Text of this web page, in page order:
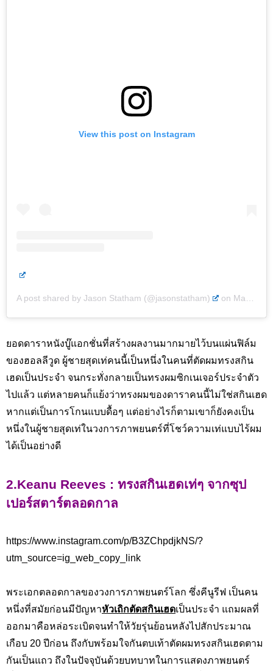
View this post on Instagram
A post shared by Jason Statham (@jasonstatham) on May 27, 2019 at 8:46pm PDT
ยอดดาราหนังบู๊แอกชั่นที่สร้างผลงานมากมายไว้บนแผ่นฟิล์ม
ของฮอลลีวูด ผู้ชายสุดเท่คนนี้เป็นหนึ่งในคนที่ตัดผมทรงสกิน
เฮดเป็นประจำ จนกระทั่งกลายเป็นทรงผมซิกเนเจอร์ประจำตัว
ไปแล้ว แต่หลายคนก็แย้งว่าทรงผมของดาราคนนี้ไม่ใช่สกินเฮด
หากแต่เป็นการโกนแบบดื้อๆ แต่อย่างไรก็ตามเขาก็ยังคงเป็น
หนึ่งในผู้ชายสุดเท่ในวงการภาพยนตร์ที่โชว์ความเท่แบบไร้ผม
ได้เป็นอย่างดี
2.Keanu Reeves : ทรงสกินเฮดเท่ๆ จากซุป
เปอร์สตาร์ตลอดกาล
https://www.instagram.com/p/B3ZChpdjkNS/?
utm_source=ig_web_copy_link
พระเอกตลอดกาลของวงการภาพยนตร์โลก ซึ่งคีนูรีฟ เป็นคน
หนึ่งที่สมัยก่อนมีปัญหาหัวเถิกตัดสกินเฮดเป็นประจำ แถมผลที่
ออกมาคือหล่อระเบิดจนทำให้วัยรุ่นย้อนหลังไปสักประมาณ
เกือบ 20 ปีก่อน ถึงกับพร้อมใจกันตบเท้าตัดผมทรงสกินเฮดตาม
กันเป็นแถว ถึงในปัจจุบันด้วยบทบาทในการแสดงภาพยนตร์